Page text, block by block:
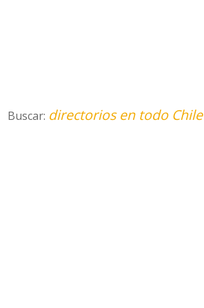
Buscar: directorios en todo Chile